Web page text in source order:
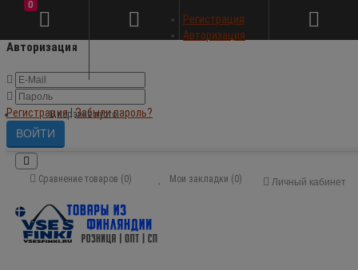
Авторизация
Регистрация|Забыли пароль?
Личный кабинет
Мои закладки (0)
Сравнение товаров (0)
Регистрация
Авторизация
0
В корзине пусто!